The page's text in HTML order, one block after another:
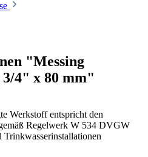
"Messing
4" x 80 mm"
Werkstoff entspricht den
Regelwerk W 534 DVGW